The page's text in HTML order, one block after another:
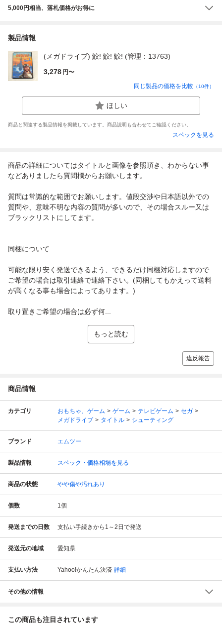
5,000円相当、落札価格がお得に
製品情報
(メガドライブ) 鮫! 鮫! 鮫! (管理：13763)
3,278 円〜
同じ製品の価格を比較 （10件）
ほしい
商品と関連する製品情報を掲載しています。商品説明も合わせてご確認ください。
スペックを見る
商品の詳細についてはタイトルと画像を参照頂き、わからない事
などありましたら質問欄からお願いします。
質問は常識的な範囲でお願いします。値段交渉や日本語以外での
質問や、意味不明な内容の質問が多いので、その場合スルー又は
ブラックリストにしてます。
同梱について
可能な限り安く発送できるよう、できるだけ同梱対応しますので
ご希望の場合は取引連絡で連絡下さい。(同梱してもかえって送料
が高くなる事も場合によってあります。)
取り置きご希望の場合は必ず何...
もっと読む
違反報告
商品情報
カテゴリ おもちゃ、ゲーム ゲーム テレビゲーム
セガ
メガドライブ
タイトル シューティング
ブランド エムツー
製品情報 スペック・価格相場を見る
商品の状態 やや傷や汚れあり
個数 1個
発送までの日数 支払い手続きから1～2日で発送
発送元の地域 愛知県
支払い方法 Yahoo!かんたん決済 詳細
その他の情報
この商品も注目されています